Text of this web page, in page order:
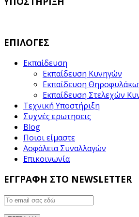
ΕΠΙΛΟΓΕΣ
Εκπαίδευση
Εκπαίδευση Κυνηγών
Εκπαίδευση
Εκπαίδευση Στελεχών
Τεχνική Υποστήριξη
Συχνές ερωτησεις
Blog
Ποιοι είμαστε
Ασφάλεια Συναλλαγών
Επικοινωνία
ΕΓΓΡΑΦΗ ΣΤΟ NEWSLETTER